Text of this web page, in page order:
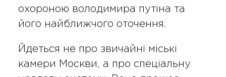
охороною володимира путіна та
його найближчого оточення.
Йдеться не про звичайні міські
камери Москви, а про спеціальну